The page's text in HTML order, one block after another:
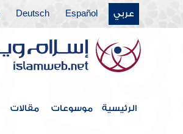
عربي Español
Deutsch
الرئيسية موسوعات مقالات